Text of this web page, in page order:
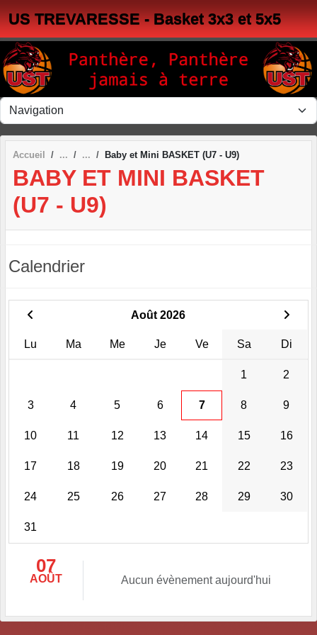
US TREVARESSE - Basket 3x3 et 5x5
Accueil Baby et Mini BASKET (U7 - U9)
BABY ET MINI BASKET
(U7 - U9)
Calendrier
Août 2026
Lu Ma Me Je Ve Sa Di
1 2
3 4 5 6 7 8 9
10 11 12 13 14 15 16
17 18 19 20 21 22 23
24 25 26 27 28 29 30
31
07
AOÛT Aucun évènement aujourd'hui